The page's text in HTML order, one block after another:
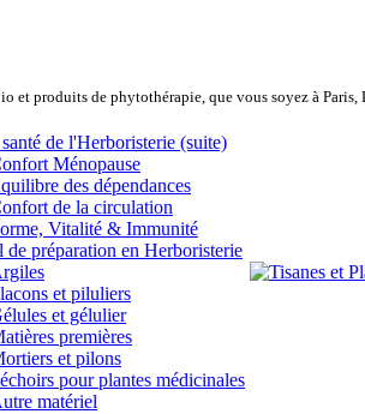
et produits de phytothérapie, que vous soyez à
de l'Herboristerie (suite)
Ménopause
des dépendances
de la circulation
Vitalité & Immunité
de préparation en Herboristerie
et piluliers
et gélulier
premières
et pilons
pour plantes médicinales
matériel